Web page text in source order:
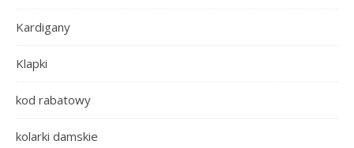
Kardigany
Klapki
kod rabatowy
kolarki damskie